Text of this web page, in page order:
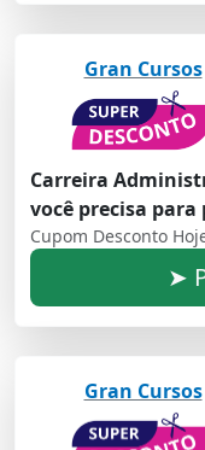
Gran Cursos
Carreira
você precisa para
Cupom Desconto
➤
Gran Cursos